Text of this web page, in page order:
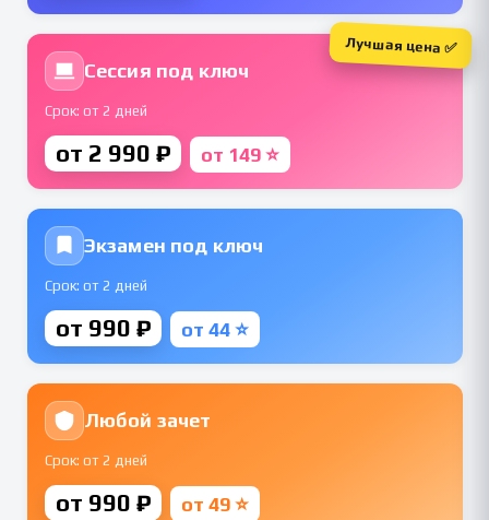
Сессия под ключ
Срок: от 2 дней
от 2 990 ₽ от 149 ⭐
Лучшая цена ✅
Экзамен под ключ
Срок: от 2 дней
от 990 ₽ от 44 ⭐
Любой зачет
Срок: от 2 дней
от 990 ₽ от 49 ⭐